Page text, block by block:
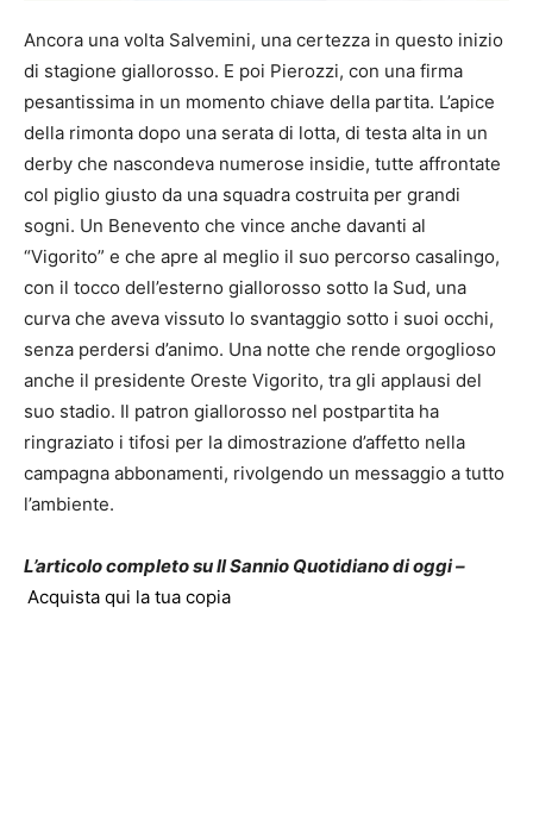
Ancora una volta Salvemini, una certezza in questo inizio
di stagione giallorosso. E poi Pierozzi, con una firma
pesantissima in un momento chiave della partita. L’apice
della rimonta dopo una serata di lotta, di testa alta in un
derby che nascondeva numerose insidie, tutte affrontate
col piglio giusto da una squadra costruita per grandi
sogni. Un Benevento che vince anche davanti al
“Vigorito” e che apre al meglio il suo percorso casalingo,
con il tocco dell’esterno giallorosso sotto la Sud, una
curva che aveva vissuto lo svantaggio sotto i suoi occhi,
senza perdersi d’animo. Una notte che rende orgoglioso
anche il presidente Oreste Vigorito, tra gli applausi del
suo stadio. Il patron giallorosso nel postpartita ha
ringraziato i tifosi per la dimostrazione d’affetto nella
campagna abbonamenti, rivolgendo un messaggio a tutto
l’ambiente.
L’articolo completo su Il Sannio Quotidiano di oggi –
Acquista qui la tua copia